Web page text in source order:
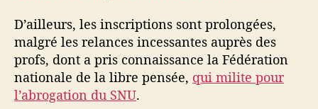
D’ailleurs, les inscriptions sont prolongées,
malgré les relances incessantes auprès des
profs, dont a pris connaissance la Fédération
nationale de la libre pensée, qui milite pour
l’abrogation du SNU.